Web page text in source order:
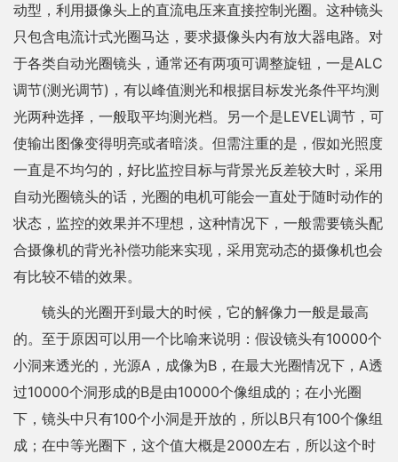
动型，利用摄像头上的直流电压来直接控制光圈。这种镜头
只包含电流计式光圈马达，要求摄像头内有放大器电路。对
于各类自动光圈镜头，通常还有两项可调整旋钮，一是ALC
调节(测光调节)，有以峰值测光和根据目标发光条件平均测
光两种选择，一般取平均测光档。另一个是LEVEL调节，可
使输出图像变得明亮或者暗淡。但需注重的是，假如光照度
一直是不均匀的，好比监控目标与背景光反差较大时，采用
自动光圈镜头的话，光圈的电机可能会一直处于随时动作的
状态，监控的效果并不理想，这种情况下，一般需要镜头配
合摄像机的背光补偿功能来实现，采用宽动态的摄像机也会
有比较不错的效果。
镜头的光圈开到最大的时候，它的解像力一般是最高
的。至于原因可以用一个比喻来说明：假设镜头有10000个
小洞来透光的，光源A，成像为B，在最大光圈情况下，A透
过10000个洞形成的B是由10000个像组成的；在小光圈
下，镜头中只有100个小洞是开放的，所以B只有100个像组
成；在中等光圈下，这个值大概是2000左右，所以这个时